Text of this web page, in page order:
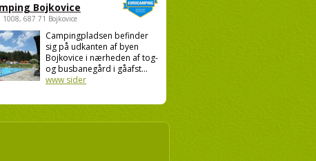
Bojkovice
1008, 687 71 Bojkovice
Campingpladsen befinder
sig på udkanten af byen
Bojkovice i nærheden af tog-
og busbanegård i gåafst...
www sider